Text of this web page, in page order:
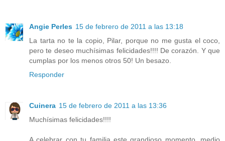
Angie Perles 15 de febrero de 2011 a las 13:18
La tarta no te la copio, Pilar, porque no me gusta el coco,
pero te deseo muchísimas felicidades!!!! De corazón. Y que
cumplas por los menos otros 50! Un besazo.
Responder
Cuinera 15 de febrero de 2011 a las 13:36
Muchísimas felicidades!!!!